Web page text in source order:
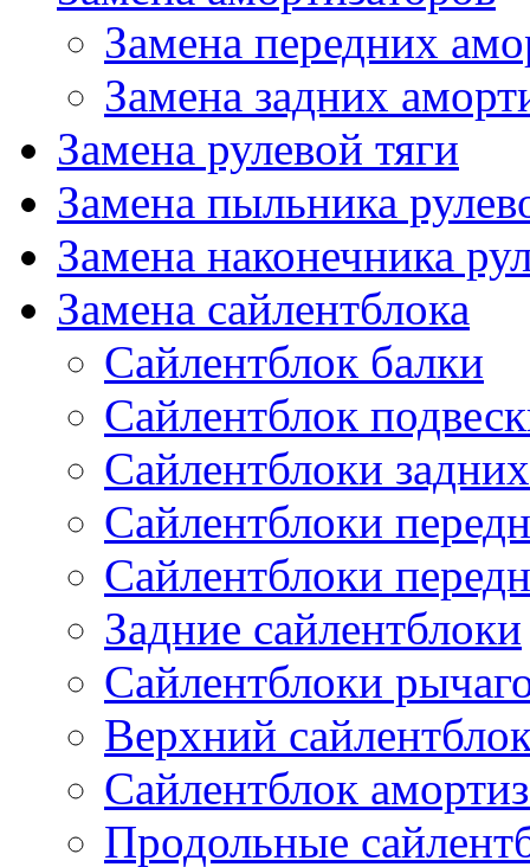
Замена передних
Замена задних
Замена рулевой тяги
Замена пыльника
Замена наконечника
Замена сайлентблока
Сайлентблок балки
Сайлентблок
Сайлентблоки
Сайлентблоки
Сайлентблоки
Задние сайлентблоки
Сайлентблоки
Верхний
Сайлентблок
Продольные